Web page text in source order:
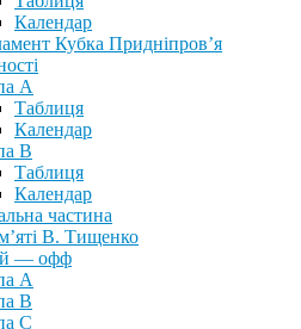
Календар
Кубка Придніпров’я
А
Таблиця
Календар
В
Таблиця
Календар
частина
В. Тищенко
— офф
А
B
С